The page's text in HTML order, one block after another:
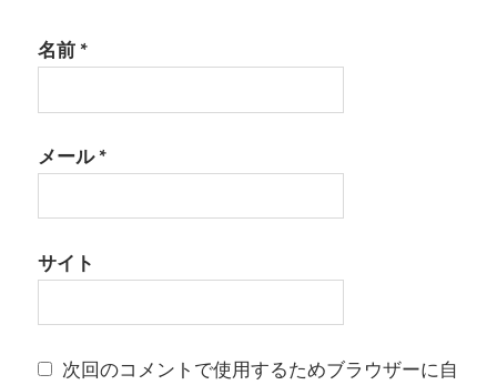
名前*
メール*
サイト
次回のコメントで使用するためブラウザーに自